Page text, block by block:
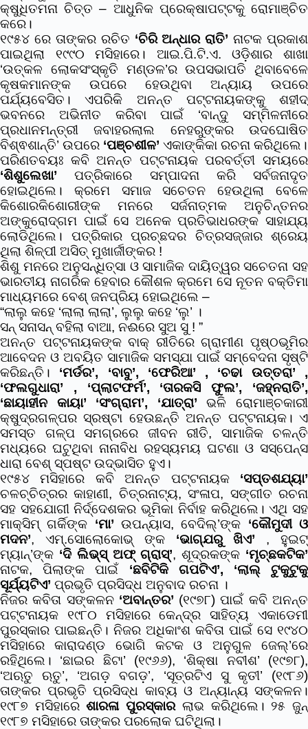
କ୍ଷୁଧିତମନା ଚିତ୍ତ – ଆଧୁନିକ ପ୍ରେକ୍ଷାପଟ୍ଟକୁ ରୋମାଞ୍ଚିତ
କରେ।
୧୯୫୪ ରେ ତାଙ୍କର ରଚିତ ‘ଚିରି ଅନ୍ଧାର ରାତି’ ନାଟକ ପ୍ରକାଶ
ପାଇଥିଲା ୧୯୯୦ ମସିହାରେ। ଆଇ.ପି.ଟି.ଏ. ଓଡ଼ିଶାର ଶାଖା
‘ଉତ୍କଳ ଲୋକସଂସ୍କୃତି ମଣ୍ଡଳ’ର ଉପସଭାପତି ଥିବାବେଳେ
କୃଷକମାନଙ୍କ ଉପରେ ହେଉଥିବା ଅନ୍ୟାୟ ଉପରେ
ପର୍ଯ୍ୟବେସିତ। ଏପରିକି ଅନନ୍ତ ପଟ୍ଟନାୟକଙ୍କୁ ଶହୀଦ୍
ଭବନରେ ଅଭିନୀତ କରିବା ପାଇଁ ‘ବାନ୍ଦୁ ସମ୍ମିଳନୀରେ
ପ୍ରଧାନମନ୍ତ୍ରୀ ଜବାହରଲାଲ ନେହରୁଙ୍କର ଉଦଘୋଷିତ
ବିଶ୍ଵଶାନ୍ତି’ ଉପରେ ‘ପଞ୍ଚଶୀଳ’ ଏକାଙ୍କିକା ରଚନା କରିଥିଲେ।
ପରିଣତବୟଃ କବି ଅନନ୍ତ ପଟ୍ଟନାୟକ ପରବର୍ତ୍ତୀ ସମୟରେ
‘ଶିଶୁଲେଖା’ ପତ୍ରିକାରେ ସମ୍ପାଦନା କରି ସର୍ବଜନାଦୃତ
ହୋଇଥିଲେ। କ୍ରମେ ସମାଜ ସଚେତନ ହେଉଥିଲା ବେଳେ
କିଶୋରକିଶୋରୀଙ୍କ ମନରେ ସର୍ଜନାତ୍ମକ ଅନୁଚିନ୍ତନର
ଅଙ୍କୁରୋଦ୍ଗମ ପାଇଁ ସେ ଅନେକ ପ୍ରତିଭାଧରଙ୍କ ସାହାଯ୍ୟ
ଲୋଡିଥିଲେ। ପତ୍ରିକାର ପ୍ରଚ୍ଛଦର ଚିତ୍ରସଜ୍ଜାର ଶ୍ରେୟ
ଥିଲା ଶିଳ୍ପୀ ଅସିତ୍ ମୁଖାର୍ଜୀଙ୍କର !
ଶିଶୁ ମନରେ ଅନୁସନ୍ଧିତ୍ସା ଓ ସାମାଜିକ ଦାୟିତ୍ୱର ସଚେତନା ସହ
ଭାରତୀୟ ନାଗରିକ ହେବାର କୌଶଳ କ୍ରମେ ସେ ନୂତନ ବକ୍ତିମା
ମାଧ୍ୟମରେ ବେଶ୍ ଜନପ୍ରିୟ ହୋଇଥିଲେ –
“ଲାଲୁ କହେ ‘ଲାଲା ଲାଲା’, ଲୁଲୁ କହେ ‘ଲୁ’ ।
ସନ୍ ସନାସନ୍ ବହିଲା ବାଆ, ନଈରେ ସୁଅ ସୁ ! ”
ଅନନ୍ତ ପଟ୍ଟନାୟକଙ୍କ ବାକ୍ ରୀତିରେ ଗ୍ରାମୀଣ ପୃଷ୍ଠଭୂମିର
ଆବେଦନ ଓ ଅବୟିତ ସାମାଜିକ ସମସ୍ଯା ପାଇଁ ସମ୍ବେଦନା ସୃଷ୍ଟି
କରିଛନ୍ତି। ‘ମର୍ଡର’, ‘ବାବୁ’, ‘ଫେରିଆ’ , ‘ଚଢା ଉତ୍ତରା’ ,
‘ଫଲଗୁଧାରା’ , ‘ପ୍ଲାଟଫର୍ମ’, ‘ତାରକସି ଫୁଲ’, ‘ଜହ୍ନରାତି’,
‘ଛାୟାହୀନ କାୟା’ ‘ସଂଗ୍ରାମ’, ‘ଯାତ୍ରା’ ଭଳି ରୋମାଞ୍ଚକାରୀ
କ୍ଷୁଦ୍ରଗଳ୍ପର ସ୍ରଷ୍ଟା ହେଉଛନ୍ତି ଅନନ୍ତ ପଟ୍ଟନାୟକ। ଏ
ସମସ୍ତ ଗଳ୍ପ ସମଗ୍ରରେ ଜୀବନ ରୀତି, ସାମାଜିକ ଚଳନ୍ତି
ମଧ୍ୟରେ ଘଟୁଥିବା ନାନାବିଧ ରହସ୍ୟମୟ ଘଟଣା ଓ ସସ୍ପେନ୍ସ
ଧାରା ବେଶ୍ ସ୍ପଷ୍ଟ ଉଦ୍ଭାସିତ ହୁଏ।
୧୯୫୪ ମସିହାରେ କବି ଅନନ୍ତ ପଟ୍ଟନାୟକ ‘ସପ୍ତଶଯ୍ୟା’
ଚଳଚ୍ଚିତ୍ରର କାହାଣୀ, ଚିତ୍ରନାଟ୍ୟ, ସଂଳାପ, ସଙ୍ଗୀତ ରଚନା
ସହ ସହଯୋଗୀ ନିର୍ଦ୍ଦେଶକର ଭୂମିକା ନିର୍ବାହ କରିଥିଲେ। ଏଥି ସହ
ମାକ୍ସିମ୍ ଗର୍କିଙ୍କ ‘ମା’ ଉପନ୍ୟାସ, ବେଦିଲ୍’ଙ୍କ ‘କୌମୁଦୀ ଓ
ମଦନ’, ଏମ୍.ସୋଲୋକୋଭ୍ ଙ୍କ ‘ଭାଗ୍ଯରୁ ଖିଏ’ , ହୁଇଟ୍
ମ୍ୟାନ୍’ଙ୍କ ‘ଦି ଲିଭ୍ସ୍ ଅଫ୍ ଗ୍ରାସ୍’, ଶୂଦ୍ରକଙ୍କ ‘ମୃଚ୍ଛକଟିକ’
ନାଟକ, ପିଲାଙ୍କ ପାଇଁ ‘ଛବିଟିକି ଗପଟିଏ’, ‘ଲାଲ୍ ଟୁକୁଟୁକୁ
ସୂର୍ଯ୍ୟଟିଏ’ ପ୍ରଭୃତି ପ୍ରସିଦ୍ଧ ଅନୁବାଦ ରଚନା ।
ନିଜର କବିତା ସଙ୍କଳନ ‘ଅବାନ୍ତର’ (୧୯୭୮) ପାଇଁ କବି ଅନନ୍ତ
ପଟ୍ଟନାୟକ ୧୯୮୦ ମସିହାରେ କେନ୍ଦ୍ର ସାହିତ୍ୟ ଏକାଡେମୀ
ପୁରସ୍କାର ପାଇଛନ୍ତି। ନିଜର ଅଧିକାଂଶ କବିତା ପାଇଁ ସେ ୧୯୪୦
ମସିହାରେ କାରାଦଣ୍ଡ ଭୋଗି କଟକ ଓ ଅନୁଗୁଳ ଜେଲ୍’ରେ
ରହିଥିଲେ। ‘ଛାଇର ଛିଟା’ (୧୯୬୬), ‘ଶିକ୍ଷା ନବୀଶ’ (୧୯୭୮),
‘ଅଋତୁ ଋତୁ’, ‘ଅଗଡ଼ ବଗଡ଼’, ‘ସୂତ୍ରଟିଏ ସୁ କୃତୀ’ (୧୯୮୬)
ତାଙ୍କର ପ୍ରଭୃତି ପ୍ରସିଦ୍ଧ କାବ୍ୟ ଓ ଅନ୍ୟାନ୍ୟ ସଙ୍କଳନ।
୧୯୮୭ ମସିହାରେଶାରଳା ପୁରସ୍କାରଲାଭ କରିଥିଲେ। ୨୫ ଜୁନ୍
୧୯୮୭ ମସିହାରେ ତାଙ୍କର ପରଲୋକ ଘଟିଥିଲା।